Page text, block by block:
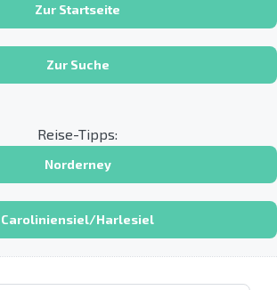
Zur Startseite
Zur Suche
Reise-Tipps:
Norderney
Caroliniensiel/Harlesiel